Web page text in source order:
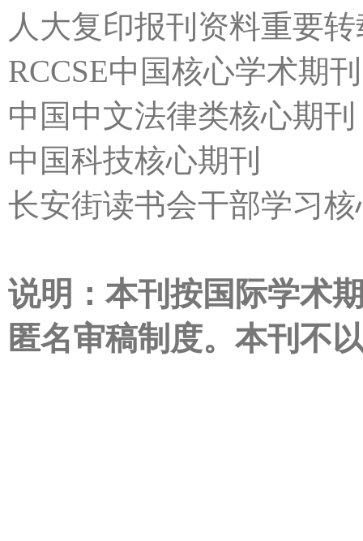
人大复印报刊资料重要
RCCSE中国核心学术期
中国中文法律类核心期刊
中国科技核心期刊
长安街读书会干部学习
说明：本刊按国际学术
匿名审稿制度。本刊不